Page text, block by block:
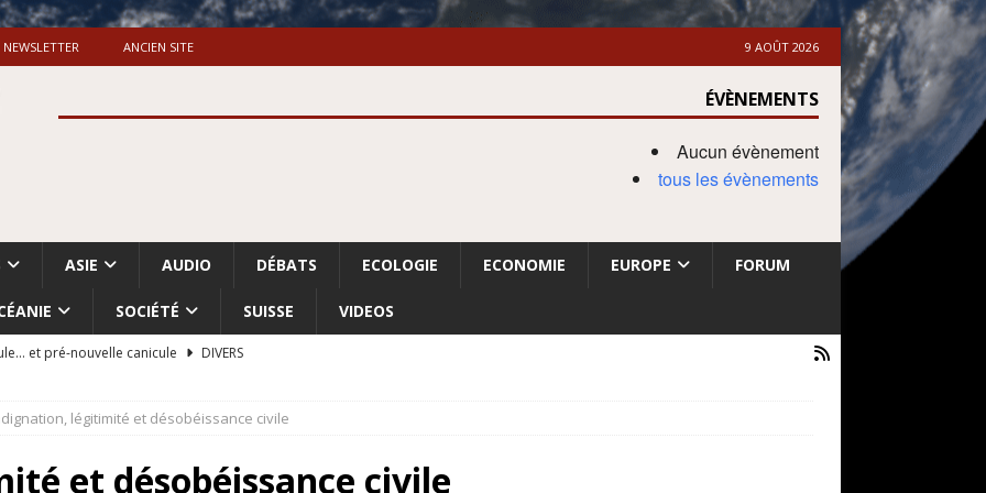
NEWSLETTER ANCIEN SITE 9 AOÛT 2026
ÉVÈNEMENTS
Aucun évènement
tous les évènements
ASIE AUDIO DÉBATS ECOLOGIE ECONOMIE EUROPE FORUM
SOCIÉTÉ SUISSE VIDEOS
et pré-nouvelle canicule
DIVERS
du nettoyage ethnique en Cisjordanie et à Gaza
ISRAËL
légitimité et désobéissance civile
et désobéissance civile